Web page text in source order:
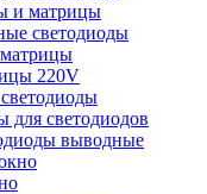
и матрицы
светодиоды
220V
для светодиодов
выводные